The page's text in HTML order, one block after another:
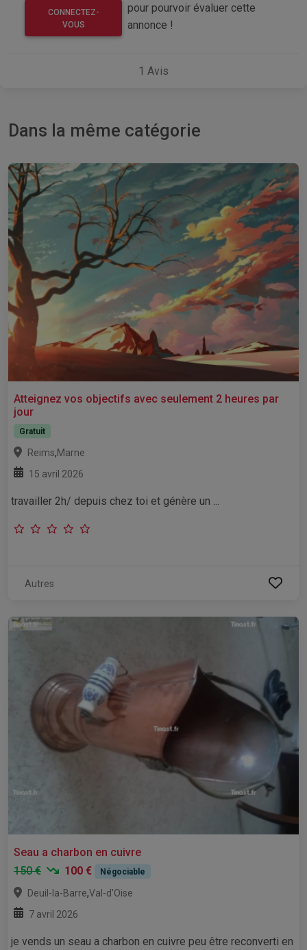
CONNECTEZ-
VOUS
pour pourvoir évaluer cette
annonce !
1 Avis
Dans la même catégorie
Atteignez vos objectifs avec seulement 2 heures par
jour
Gratuit
Reims,Marne
15 avril 2026
travailler 2h/ depuis chez toi et génère un ...
Autres
Seau a charbon en cuivre
150 €
100 € Négociable
Deuil-la-Barre,Val-d'Oise
7 avril 2026
je vends un seau a charbon en cuivre peu être reconverti en